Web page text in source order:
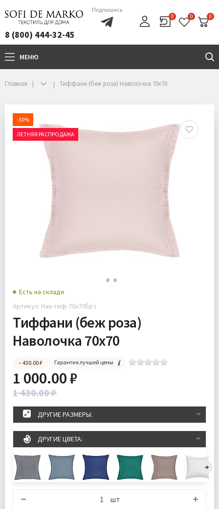
8 (800) 444-32-45
Подпишись
0 0 0
МЕНЮ
Главная Тиффани (беж роза) Наволочка 70х70
-30%
ЛЕТНЯЯ РАСПРОДАЖА
Есть на складе
Артикул: Нав-тиф-70х70брз
Тиффани (беж роза)
Наволочка 70х70
– 430.00 ₽ Гарантия лучшей цены
1 000.00 ₽
1 430.00 ₽
ДРУГИЕ РАЗМЕРЫ:
ДРУГИЕ ЦВЕТА:
шт